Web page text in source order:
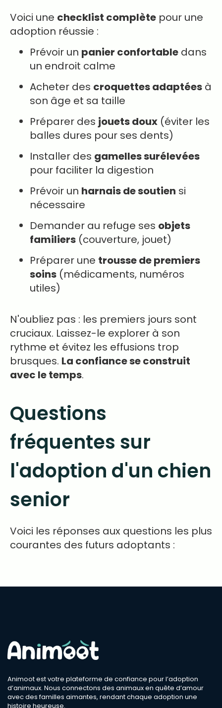
Voici une checklist complète pour une
adoption réussie :
Prévoir un panier confortable dans
un endroit calme
Acheter des croquettes adaptées à
son âge et sa taille
Préparer des jouets doux (éviter les
balles dures pour ses dents)
Installer des gamelles surélevées
pour faciliter la digestion
Prévoir un harnais de soutien si
nécessaire
Demander au refuge ses objets
familiers (couverture, jouet)
Préparer une trousse de premiers
soins (médicaments, numéros
utiles)
N'oubliez pas : les premiers jours sont
cruciaux. Laissez-le explorer à son
rythme et évitez les effusions trop
brusques. La confiance se construit
avec le temps.
Questions
fréquentes sur
l'adoption d'un chien
senior
Voici les réponses aux questions les plus
courantes des futurs adoptants :
Animoot est votre plateforme de confiance pour l’adoption
d’animaux. Nous connectons des animaux en quête d’amour
avec des familles aimantes, rendant chaque adoption une
histoire heureuse.